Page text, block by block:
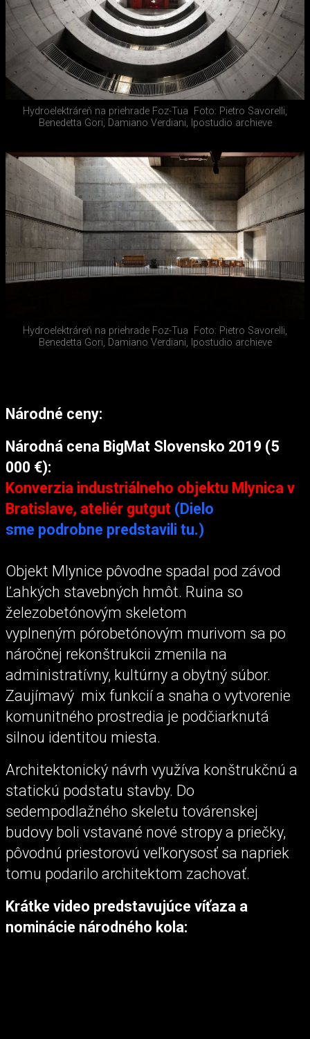
Hydroelektráreň na priehrade Foz-Tua
Foto: Pietro Savorelli,
Benedetta Gori, Damiano Verdiani, Ipostudio archieve
Hydroelektráreň na priehrade Foz-Tua
Foto: Pietro Savorelli,
Benedetta Gori, Damiano Verdiani, Ipostudio archieve
Národné ceny:
Národná cena BigMat Slovensko 2019 (5
000 €):
Konverzia industriálneho objektu Mlynica v
Bratislave, ateliér gutgut (Dielo
sme podrobne predstavili tu.)
Objekt Mlynice pôvodne spadal pod závod
Ľahkých stavebných hmôt. Ruina so
železobetónovým skeletom
vyplneným pórobetónovým murivom sa po
náročnej rekonštrukcii zmenila na
administratívny, kultúrny a obytný súbor.
Zaujímavý mix funkcií a snaha o vytvorenie
komunitného prostredia je podčiarknutá
silnou identitou miesta.
Architektonický návrh využíva konštrukčnú a
statickú podstatu stavby. Do
sedempodlažného skeletu továrenskej
budovy boli vstavané nové stropy a priečky,
pôvodnú priestorovú veľkorysosť sa napriek
tomu podarilo architektom zachovať.
Krátke video predstavujúce víťaza a
nominácie národného kola: